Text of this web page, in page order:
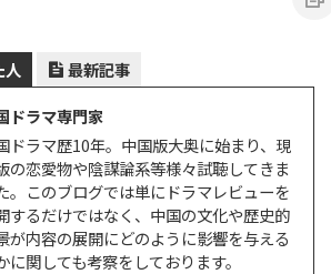
人
最新記事
ドラマ専門家
ドラマ歴10年。中国版大奥に始まり、現
の恋愛物や陰謀論系等様々試聴してきま
。このブログでは単にドラマレビューを
するだけではなく、中国の文化や歴史的
が内容の展開にどのように影響を与える
に関しても考察をしております。